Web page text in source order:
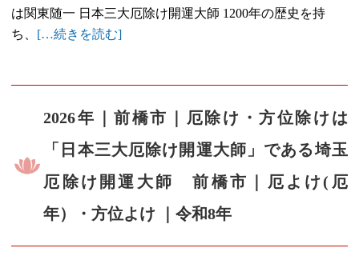
は関東随一 日本三大厄除け開運大師 1200年の歴史を持
ち、 […続きを読む]
2026年｜前橋市｜厄除け・方位除けは
「日本三大厄除け開運大師」である埼玉
厄除け開運大師 前橋市｜厄よけ(厄
年）・方位よけ ｜令和8年